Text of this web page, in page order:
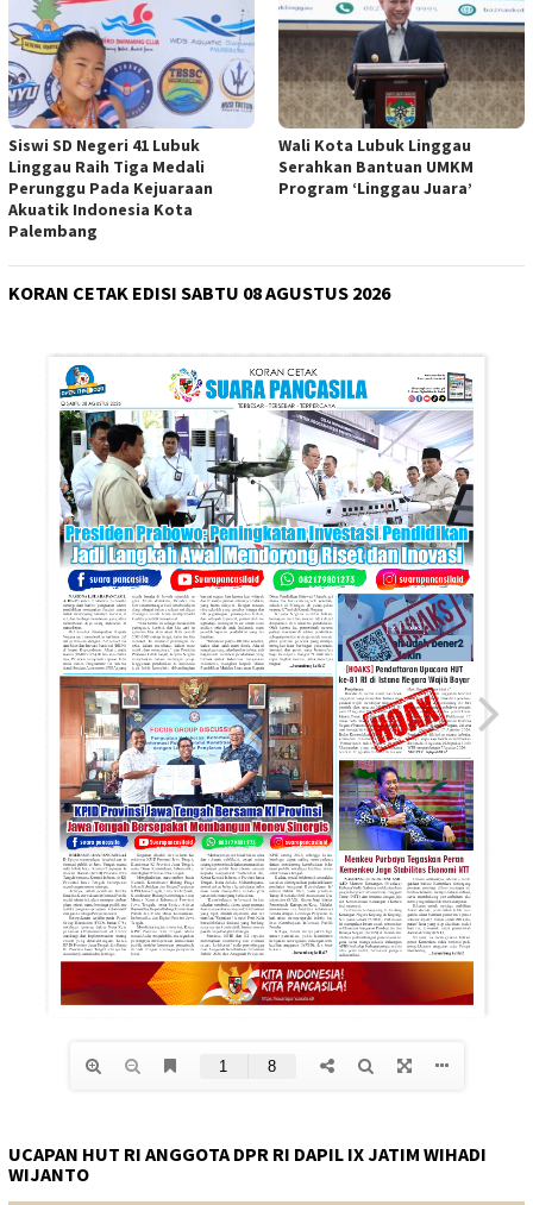
Siswi SD Negeri 41 Lubuk
Linggau Raih Tiga Medali
Perunggu Pada Kejuaraan
Akuatik Indonesia Kota
Palembang
Wali Kota Lubuk Linggau
Serahkan Bantuan UMKM
Program ‘Linggau Juara’
KORAN CETAK EDISI SABTU 08 AGUSTUS 2026
UCAPAN HUT RI ANGGOTA DPR RI DAPIL IX JATIM WIHADI
WIJANTO